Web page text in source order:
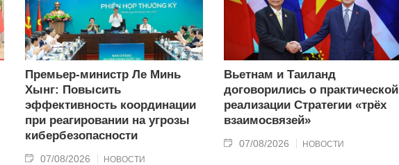
Премьер-министр Ле Минь
Хынг: Повысить
эффективность координации
при реагировании на угрозы
кибербезопасности
07/08/2026 НОВОСТИ
Вьетнам и Таиланд
договорились о практической
реализации Стратегии «трёх
взаимосвязей»
07/08/2026 НОВОСТИ